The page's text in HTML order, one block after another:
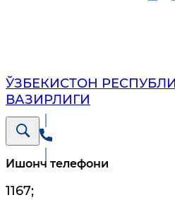
ЎЗБЕКИСТОН
ВАЗИРЛИГИ
Ишонч телефони
1167;